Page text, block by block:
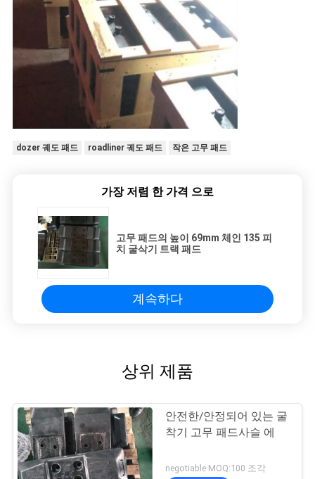
dozer 궤도 패드 roadliner 궤도 패드 작은 고무 패드
가장 저렴 한 가격 으로
고무 패드의 높이 69mm 체인 135 피
치 굴삭기 트랙 패드
계속하다
상위 제품
안전한/안정되어 있는 굴
착기 고무 패드사슬 에
negotiable MOQ:100 조각